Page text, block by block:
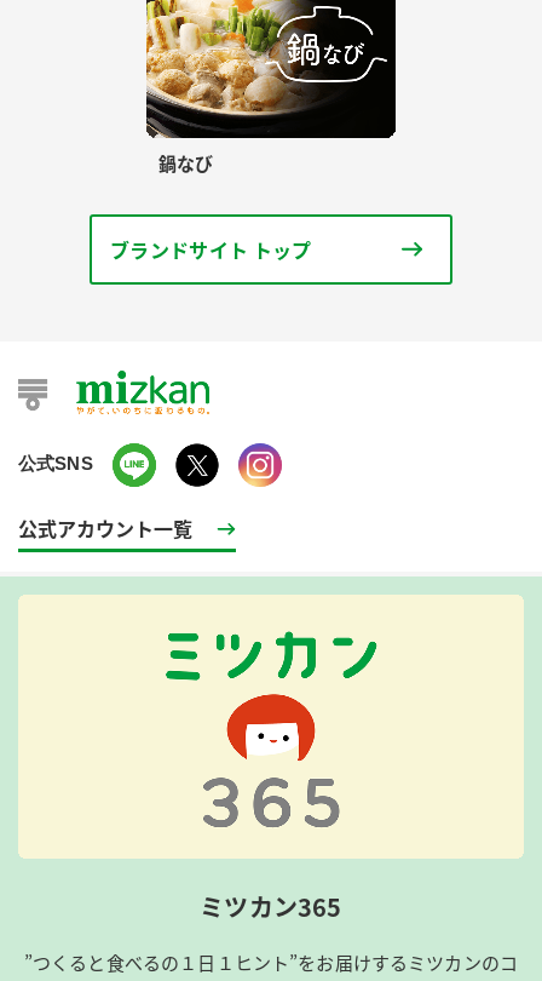
鍋なび
ブランドサイト トップ
公式SNS
公式アカウント一覧
ミツカン365
”つくると食べるの１日１ヒント”をお届けするミツカンのコ